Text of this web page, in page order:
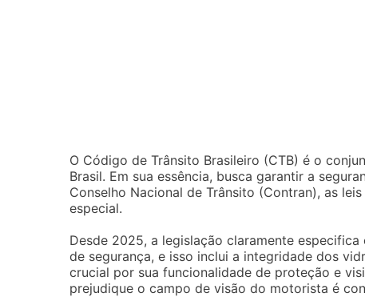
O Código de Trânsito Brasileiro (CTB) é o
Brasil. Em sua essência, busca garantir a
Conselho Nacional de Trânsito (Contran), as
especial.
Desde 2025, a legislação claramente
de segurança, e isso inclui a integridade dos
crucial por sua funcionalidade de proteção e
prejudique o campo de visão do motorista é